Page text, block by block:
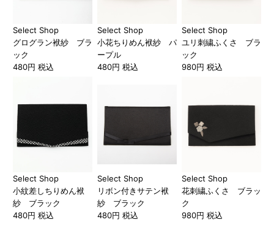
Select Shop
グログラン袱紗 ブラ
ック
480円 税込
Select Shop
小花ちりめん袱紗 パ
ープル
480円 税込
Select Shop
ユリ刺繍ふくさ ブラ
ック
980円 税込
Select Shop
小紋差しちりめん袱
紗 ブラック
480円 税込
Select Shop
リボン付きサテン袱
紗 ブラック
480円 税込
Select Shop
花刺繍ふくさ ブラッ
ク
980円 税込